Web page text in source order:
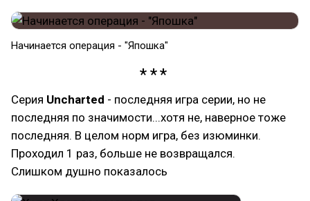
Начинается операция - "Япошка"
Серия Uncharted - последняя игра серии, но не
последняя по значимости...хотя не, наверное тоже
последняя. В целом норм игра, без изюминки.
Проходил 1 раз, больше не возвращался.
Слишком душно показалось